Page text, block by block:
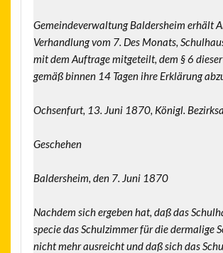
Gemeindeverwaltung Baldersheim erhält
Verhandlung vom 7. Des Monats,
mit dem Auftrage mitgeteilt, dem § 6
gemäß binnen 14 Tagen ihre Erklärung
Ochsenfurt, 13. Juni 1870, Königl.
Geschehen
Baldersheim, den 7. Juni 1870
Nachdem sich ergeben hat, daß das
specie das Schulzimmer für die dermalige
nicht mehr ausreicht und daß sich das